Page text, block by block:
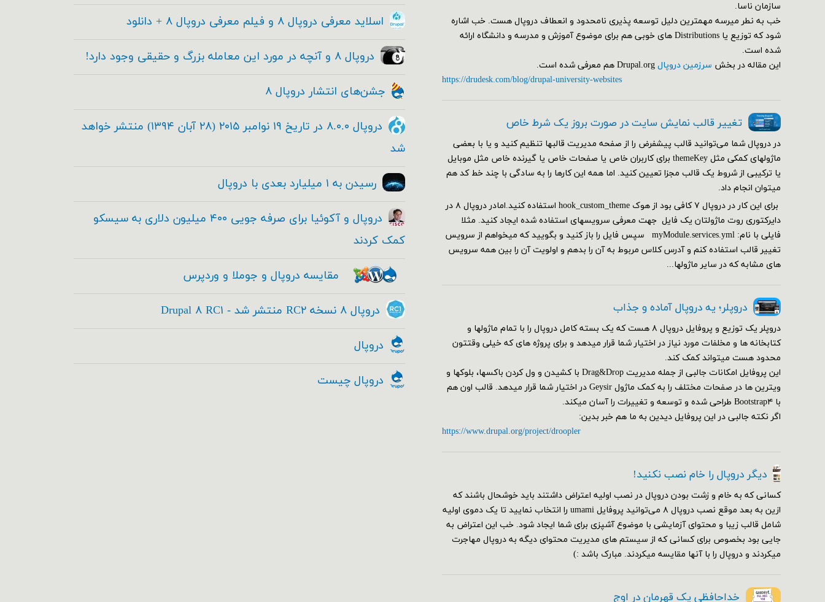
سازمان ناسا.
خب به نطر میرسه مهمترین دلیل توسعه پذیری نامحدود و انعطاف دروپال هست. خب اشاره
شود که توزیع یا Distributions های خوبی هم برای موضوع آموزش و مدرسه و دانشگاه ارائه
شده است.
این مقاله در بخش سرزمین دروپال
https://drudesk.com/blog/drupal-university-websites
تغییر قالب نمایش سایت در صورت بروز یک شرط خاص
در دروپال شما می‌توانید قالب پیشفرض را از صفحه مدیریت قالبها تنظیم کنید و یا با بعضی
ماژولهای کمکی مثل themeKey برای کاربران خاص یا صفحات خاص یا گیرنده خاص مثل موبایل
یا ترکیبی از شروط یک قالب مجزا تعیین کنید. اما همه این کارها را به سادگی با چند خط کد هم
می‎توان انجام داد.
برای این کار در دروپال ۷ کافی بود از هوک hook_custom_theme استفاده کنید.امادر دروپال ۸ در
دایرکتوری روت ماژولتان یک فایل جهت معرفی سرویسهای استفاده شده ایجاد کنید. مثلا
فایلی با نام: myModule.services.yml سپس فایل را باز کنید و بگویید که میخواهم از سرویس
تغییر قالب استفاده کنم و آدرس کلاس مربوط به آن را بدهم و اولویت آن را بین همه سرویس
های مشابه که در سایر ماژولها...
دروپلر؛ یه دروپال آماده و جذاب
دروپلر یک توزیع و پروفایل دروپال ۸ هست که یک بسته کامل دروپال را با تمام ماژولها و
کتابخانه ها و مخلفات مورد نیاز در اختیار شما قرار میدهد و برای پروژه های که خیلی وقتتون
محدود هست میتواند کمک کند.
این پروفایل امکانات جالبی از جمله مدیریت Drag&Drop با کشیدن و ول کردن باکسها، بلوکها و
ویترین ها در صفحات مختلف را به کمک ماژول Geysir در اختیار شما قرار میدهد. قالب اون هم
با Bootstrap۴ طراحی شده و توسعه و تغییرات را آسان میکند.
اگر نکته جالبی در این پروفایل دیدین به ما هم خبر بدین:
https://www.drupal.org/project/droopler
دیگر دروپال را خام نصب نکنید!
کسانی که به خام و زشت بودن دروپال در نصب اولیه اعتراض داشتند باید خوشحال باشند که
ازین به بعد موقع نصب دروپال ۸ می‌توانید پروفایل umami را انتخاب نمایید تا یک دموی اولیه
شامل قالب زیبا و محتوای آزمایشی با موضوع آشپزی برای شما ایجاد شود. خب این اعتراض به
جایی بود بخصوص برای کسانی که از سیستم های مدیریت محتوای دیگه به دروپال مهاجرت
میکردند و دروپال را با آنها مقایسه میکردند. مبارک باشد :)
خداحافظی یک قهرمان در اوج
اسلاید معرفی دروپال ۸ و فیلم معرفی دروپال ۸ + دانلود
دروپال ۸ و آنچه در مورد این معامله بزرگ و حقیقی وجود دارد!
جشن‌های انتشار دروپال ۸
دروپال ۸.۰.۰ در تاریخ ۱۹ نوامبر ۲۰۱۵ (۲۸ آبان ۱۳۹۴) منتشر خواهد
شد
رسیدن به ۱ میلیارد بعدی با دروپال
دروپال و آکوئیا برای صرفه جویی ۴۰۰ میلیون دلاری به سیسکو
کمک کردند
مقایسه دروپال و جوملا و وردپرس
دروپال ۸ نسخه RC۲ منتشر شد - Drupal ۸ RC۱
دروپال
دروپال چیست